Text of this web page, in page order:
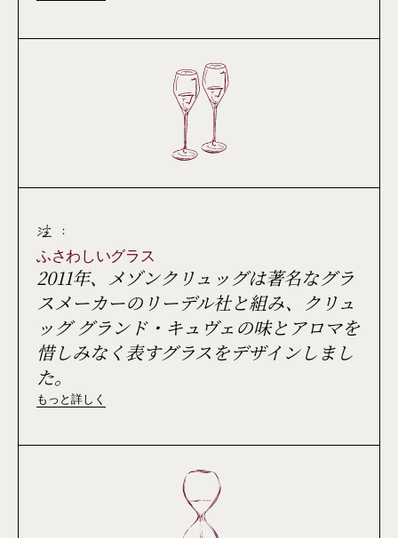
注 :
ふさわしいグラス
2011年、メゾンクリュッグは著名なグラ
スメーカーのリーデル社と組み、クリュ
ッグ グランド・キュヴェの味とアロマを
惜しみなく表すグラスをデザインしまし
た。
もっと詳しく